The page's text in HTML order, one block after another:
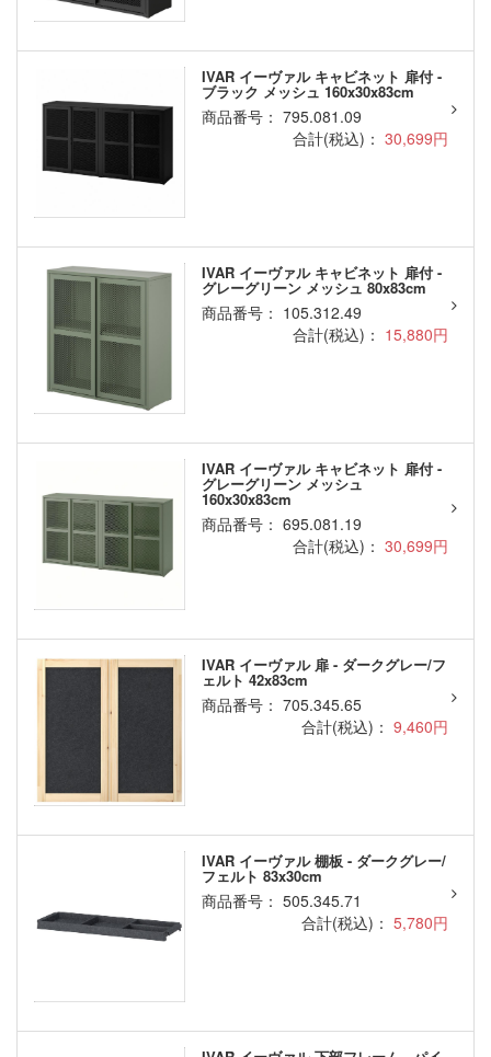
IVAR イーヴァル キャビネット 扉付 -
ブラック メッシュ 160x30x83cm
商品番号： 795.081.09
合計(税込)： 30,699円
IVAR イーヴァル キャビネット 扉付 -
グレーグリーン メッシュ 80x83cm
商品番号： 105.312.49
合計(税込)： 15,880円
IVAR イーヴァル キャビネット 扉付 -
グレーグリーン メッシュ
160x30x83cm
商品番号： 695.081.19
合計(税込)： 30,699円
IVAR イーヴァル 扉 - ダークグレー/フ
ェルト 42x83cm
商品番号： 705.345.65
合計(税込)： 9,460円
IVAR イーヴァル 棚板 - ダークグレー/
フェルト 83x30cm
商品番号： 505.345.71
合計(税込)： 5,780円